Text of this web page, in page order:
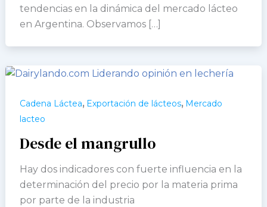
tendencias en la dinámica del mercado lácteo
en Argentina. Observamos […]
Cadena Láctea, Exportación de lácteos, Mercado
lacteo
Desde el mangrullo
Hay dos indicadores con fuerte influencia en la
determinación del precio por la materia prima
por parte de la industria